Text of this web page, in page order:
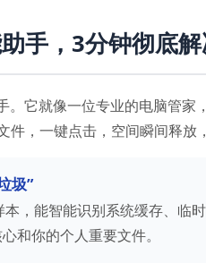
手，3分钟彻底
。它就像一位专业的电脑管
，一键点击，空间瞬间释放
圾”
，能智能识别系统缓存、临
和你的个人重要文件。